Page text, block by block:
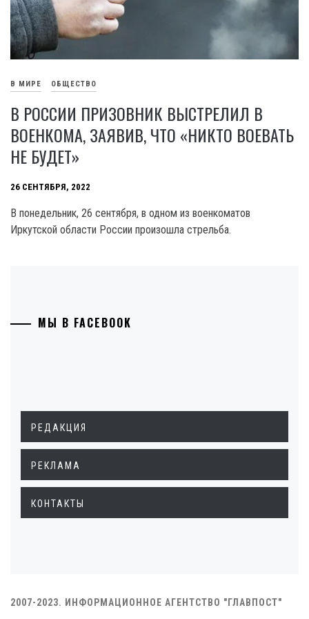
В МИРЕ ОБЩЕСТВО
В РОССИИ ПРИЗОВНИК ВЫСТРЕЛИЛ В
ВОЕНКОМА, ЗАЯВИВ, ЧТО «НИКТО ВОЕВАТЬ
НЕ БУДЕТ»
26 СЕНТЯБРЯ, 2022
В понедельник, 26 сентября, в одном из военкоматов
Иркутской области России произошла стрельба.
МЫ В FACEBOOK
РЕДАКЦИЯ
РЕКЛАМА
КОНТАКТЫ
2007-2023. ИНФОРМАЦИОННОЕ АГЕНТСТВО "ГЛАВПОСТ"